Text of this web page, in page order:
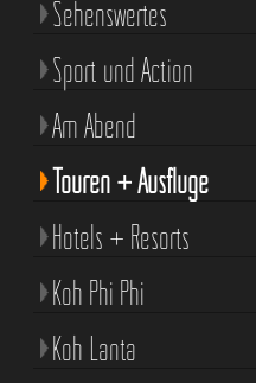
Sehenswertes
Sport und Action
Am Abend
Touren + Ausflüge
Hotels + Resorts
Koh Phi Phi
Koh Lanta